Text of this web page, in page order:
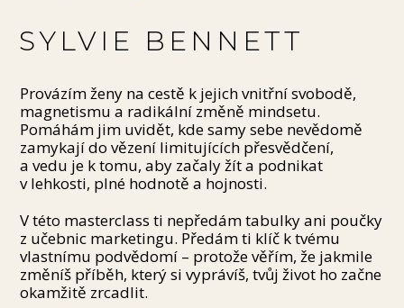
SYLVIE BENNETT
Provázím ženy na cestě k jejich vnitřní svobodě,
magnetismu a radikální změně mindsetu.
Pomáhám jim uvidět, kde samy sebe nevědomě
zamykají do vězení limitujících přesvědčení,
a vedu je k tomu, aby začaly žít a podnikat
v lehkosti, plné hodnotě a hojnosti.
V této masterclass ti nepředám tabulky ani poučky
z učebnic marketingu. Předám ti klíč k tvému
vlastnímu podvědomí – protože věřím, že jakmile
změníš příběh, který si vyprávíš, tvůj život ho začne
okamžitě zrcadlit.